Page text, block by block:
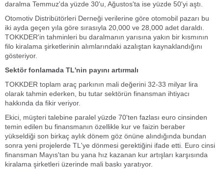
daralma Temmuz'da yüzde 30'u, Ağustos'ta ise yüzde 50'yi aştı.
Otomotiv Distribütörleri Derneği verilerine göre otomobil pazarı bu
iki ayda geçen yıla göre sırasıyla 20,000 ve 28,000 adet daraldı.
TOKKDER'in tahminleri bu daralmanın yarısına yakın bir kısmının
filo kiralama şirketlerinin alımlarındaki azalıştan kaynaklandığını
gösteriyor.
Sektör fonlamada TL'nin payını artırmalı
TOKKDER toplam araç parkının mali değerini 32-33 milyar lira
olarak tahmin ederken, bu tutar sektörün finansman ihtiyacı
hakkında da fikir veriyor.
Ekici, müşteri talebine paralel yüzde 70'ten fazlası euro cinsinden
temin edilen bu finansmanın özellikle kur ve faizin beraber
yükseldiği son birkaç aylık dönem göz önüne alındığında bundan
sonra yeni projelerde TL'ye dönmesi gerektiğini ifade etti. Euro cinsi
finansman Mayıs'tan bu yana hız kazanan kur artışları karşısında
kiralama şirketleri üzerinde mali baskı yaratıyor.